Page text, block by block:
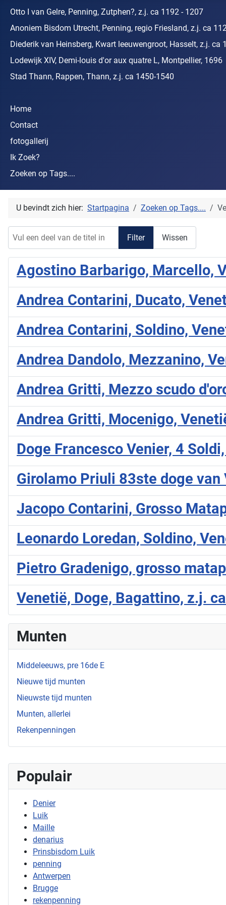
Otto I van Gelre, Penning, Zutphen?, z.j. ca 1192 - 1207
Anoniem Bisdom Utrecht, Penning, regio Friesland, z.j. ca
Diederik van Heinsberg, Kwart leeuwengroot, Hasselt, z.j. ca
Lodewijk XIV, Demi-louis d'or aux quatre L, Montpellier, 1696
Stad Thann, Rappen, Thann, z.j. ca 1450-1540
Home
Contact
fotogallerij
Ik Zoek?
Zoeken op Tags....
Populair
Denier
Luik
Maille
denarius
Prinsbisdom Luik
penning
Antwerpen
Brugge
rekenpenning
U bevindt zich hier: Startpagina Zoeken op Tags....
Filter Wissen
Agostino Barbarigo, Marcello,
Andrea Contarini, Ducato,
Andrea Contarini, Soldino,
Andrea Dandolo, Mezzanino,
Andrea Gritti, Mezzo scudo
Andrea Gritti, Mocenigo,
Doge Francesco Venier, 4
Girolamo Priuli 83ste doge
Jacopo Contarini, Grosso
Leonardo Loredan, Soldino,
Pietro Gradenigo, grosso
Venetië, Doge, Bagattino, z.j.
Munten
Middeleeuws, pre 16de E
Nieuwe tijd munten
Nieuwste tijd munten
Munten, allerlei
Rekenpenningen